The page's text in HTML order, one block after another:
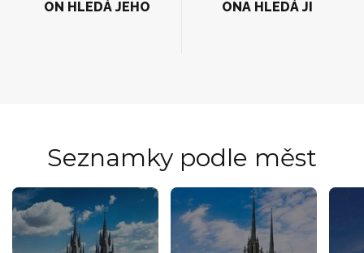
ON HLEDÁ JEHO ONA HLEDÁ JI
Seznamky podle měst